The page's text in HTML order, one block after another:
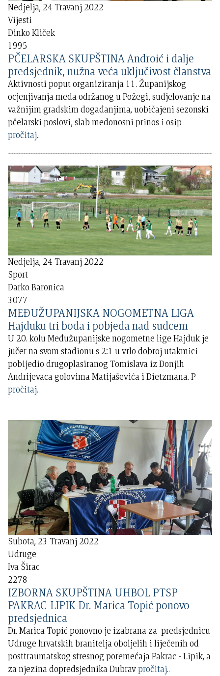
Nedjelja, 24 Travanj 2022
Vijesti
Dinko Kliček
1995
PČELARSKA SKUPŠTINA Androić i dalje
predsjednik, nužna veća uključivost članstva
Aktivnosti poput organiziranja 11. Županijskog
ocjenjivanja meda održanog u Požegi, sudjelovanje na
važnijim gradskim događanjima, uobičajeni sezonski
pčelarski poslovi, slab medonosni prinos i osip
pročitaj..
Nedjelja, 24 Travanj 2022
Sport
Darko Baronica
3077
MEĐUŽUPANIJSKA NOGOMETNA LIGA
Hajduku tri boda i pobjeda nad sudcem
U 20. kolu Međužupanijske nogometne lige Hajduk je
jučer na svom stadionu s 2:1 u vrlo dobroj utakmici
pobijedio drugoplasiranog Tomislava iz Donjih
Andrijevaca golovima Matijaševića i Dietzmana. P
pročitaj..
Subota, 23 Travanj 2022
Udruge
Iva Širac
2278
IZBORNA SKUPŠTINA UHBOL PTSP
PAKRAC-LIPIK Dr. Marica Topić ponovo
predsjednica
Dr. Marica Topić ponovno je izabrana za predsjednicu
Udruge hrvatskih branitelja oboljelih i liječenih od
posttraumatskog stresnog poremećaja Pakrac - Lipik, a
za njezina dopredsjednika Dubravpročitaj..